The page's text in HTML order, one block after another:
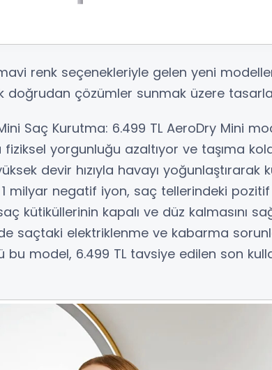
renk seçenekleriyle gelen yeni
doğrudan çözümler sunmak üzere
Saç Kurutma: 6.499 TL AeroDry Mini
fiziksel yorgunluğu azaltıyor ve taşıma
devir hızıyla havayı yoğunlaştırarak
1 milyar negatif iyon, saç tellerindeki
kütiküllerinin kapalı ve düz kalmasını
saçtaki elektriklenme ve kabarma
model, 6.499 TL tavsiye edilen son